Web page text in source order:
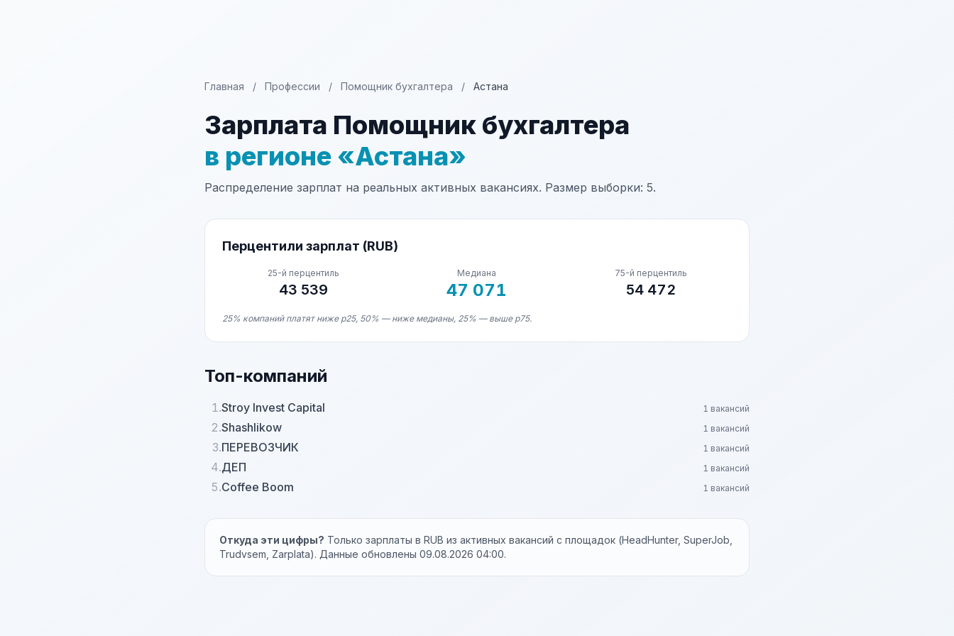
Главная / Профессии / Помощник бухгалтера / Астана
Зарплата Помощник бухгалтера
в регионе «Астана»
Распределение зарплат на реальных активных вакансиях. Размер выборки: 5.
Перцентили зарплат (RUB)
25-й перцентиль
43 539
Медиана
47 071
75-й перцентиль
54 472
25% компаний платят ниже p25, 50% — ниже медианы, 25% — выше p75.
Топ-компаний
1.Stroy Invest Capital 1 вакансий
2.Shashlikow 1 вакансий
3.ПЕРЕВОЗЧИК 1 вакансий
4.ДЕП 1 вакансий
5.Coffee Boom 1 вакансий
Откуда эти цифры? Только зарплаты в RUB из активных вакансий с площадок (HeadHunter, SuperJob,
Trudvsem, Zarplata). Данные обновлены 09.08.2026 04:00.